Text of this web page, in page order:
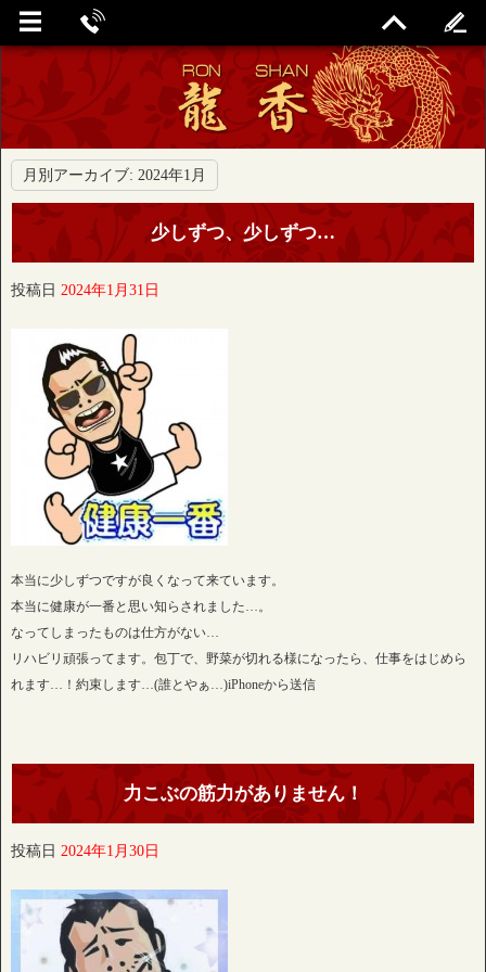
月別アーカイブ: 2024年1月
少しずつ、少しずつ…
投稿日 2024年1月31日
本当に少しずつですが良くなって来ています。
本当に健康が一番と思い知らされました…。
なってしまったものは仕方がない…
リハビリ頑張ってます。包丁で、野菜が切れる様になったら、仕事をはじめら
れます…！約束します…(誰とやぁ…)iPhoneから送信
力こぶの筋力がありません！
投稿日 2024年1月30日